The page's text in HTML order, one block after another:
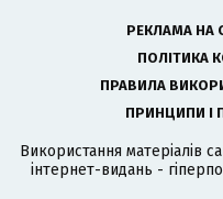
РЕКЛАМА НА
ПОЛІТИКА
ПРАВИЛА
ПРИНЦИПИ І
Використання матеріалів
інтернет-видань -